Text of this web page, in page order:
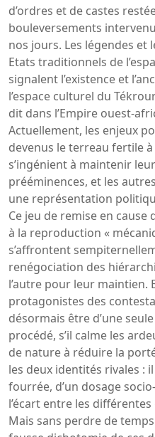
d’ordres et de castes
bouleversements
nos jours. Les légendes et
Etats traditionnels de
signalent l’existence et
l’espace culturel du
dit dans l’Empire ouest-
Actuellement, les enjeux
devenus le terreau fertile
s’ingénient à maintenir
prééminences, et les
une représentation
Ce jeu de remise en
à la reproduction «
s’affrontent
renégociation des
l’autre pour leur maintien.
protagonistes des
désormais être d’une
procédé, s’il calme les
de nature à réduire la
les deux identités rivales :
fourrée, d’un dosage
l’écart entre les
Mais sans perdre de